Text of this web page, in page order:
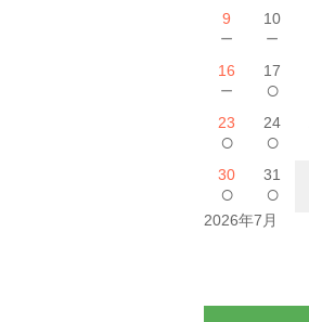
9
－
10
－
16
－
17
○
23
○
24
○
30
○
31
○
2026年7月